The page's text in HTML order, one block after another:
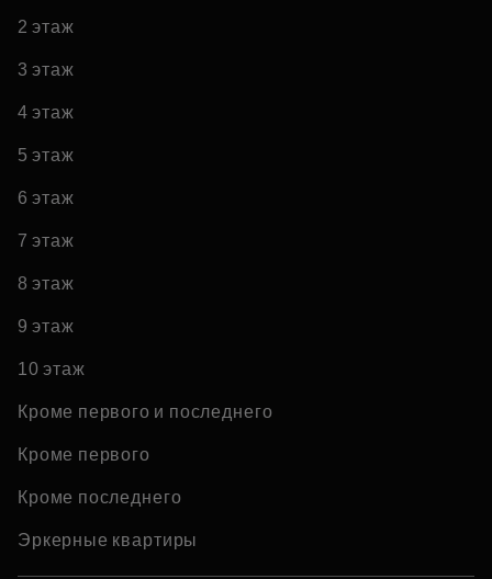
2 этаж
3 этаж
4 этаж
5 этаж
6 этаж
7 этаж
8 этаж
9 этаж
10 этаж
Кроме первого и последнего
Кроме первого
Кроме последнего
Эркерные квартиры